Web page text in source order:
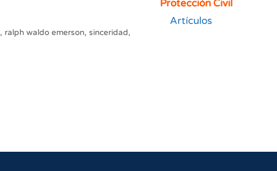
, ralph waldo emerson,sinceridad,
Protección Civil
Artículos